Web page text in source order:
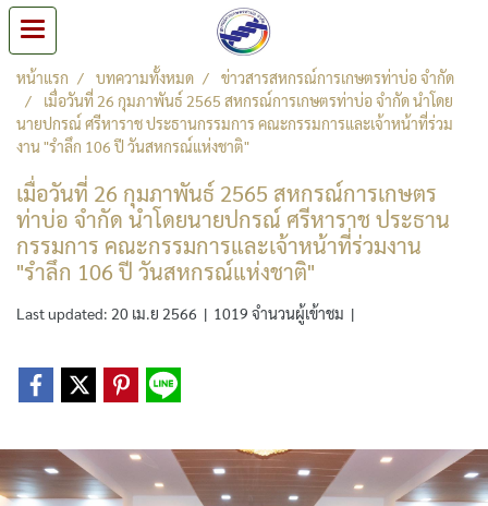
หน้าแรก บทความทั้งหมด
ข่าวสารสหกรณ์การเกษตรท่าบ่อ จำกัด
เมื่อวันที่ 26 กุมภาพันธ์ 2565 สหกรณ์การเกษตรท่าบ่อ จำกัด นำโดย
นายปกรณ์ ศรีหาราช ประธานกรรมการ คณะกรรมการและเจ้าหน้าที่ร่วม
งาน "รำลึก 106 ปี วันสหกรณ์แห่งชาติ"
เมื่อวันที่ 26 กุมภาพันธ์ 2565 สหกรณ์การเกษตร
ท่าบ่อ จำกัด นำโดยนายปกรณ์ ศรีหาราช ประธาน
กรรมการ คณะกรรมการและเจ้าหน้าที่ร่วมงาน
"รำลึก 106 ปี วันสหกรณ์แห่งชาติ"
Last updated: 20 เม.ย 2566 | 1019 จำนวนผู้เข้าชม |